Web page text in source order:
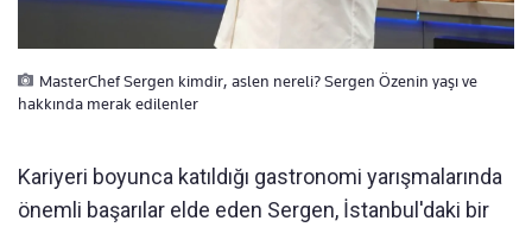
MasterChef Sergen kimdir, aslen nereli? Sergen Özenin yaşı ve
hakkında merak edilenler
Kariyeri boyunca katıldığı gastronomi yarışmalarında
önemli başarılar elde eden Sergen, İstanbul'daki bir